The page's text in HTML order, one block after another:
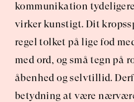
kommunikation
virker kunstigt. Dit
regel tolket på lige fod
med ord, og små tegn på
åbenhed og selvtillid.
betydning at være